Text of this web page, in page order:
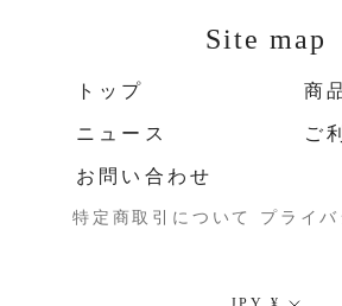
Site map
トップ 商
ニュース ご
お問い合わせ
特定商取引について プライ
通